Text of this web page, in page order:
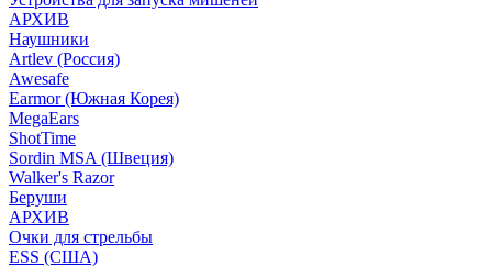
АРХИВ
Наушники
Artlev (Россия)
Awesafe
Earmor (Южная Корея)
MegaEars
ShotTime
Sordin MSA (Швеция)
Walker's Razor
Беруши
АРХИВ
Очки для стрельбы
ESS (США)